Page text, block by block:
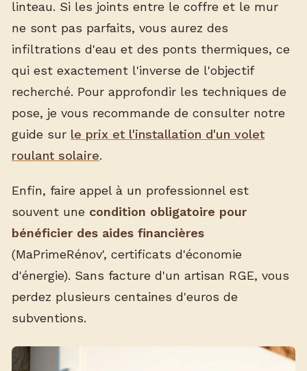
linteau. Si les joints entre le coffre et le mur
ne sont pas parfaits, vous aurez des
infiltrations d'eau et des ponts thermiques, ce
qui est exactement l'inverse de l'objectif
recherché. Pour approfondir les techniques de
pose, je vous recommande de consulter notre
guide sur le prix et l'installation d'un volet
roulant solaire.
Enfin, faire appel à un professionnel est
souvent une condition obligatoire pour
bénéficier des aides financières
(MaPrimeRénov', certificats d'économie
d'énergie). Sans facture d'un artisan RGE, vous
perdez plusieurs centaines d'euros de
subventions.